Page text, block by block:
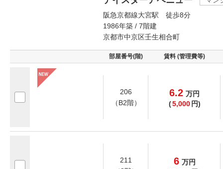
阪急京都線大宮駅 徒歩8分
1986年築 / 7階建
京都市中京区壬生相合町
部屋番号(階) 賃料 (管理費等)
206
（B2階）
6.2 万円
(5,000 円)
211
6 万円